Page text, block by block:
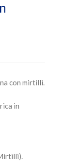
con mirtilli.
in